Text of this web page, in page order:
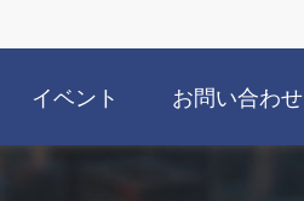
イベント お問い合わせ